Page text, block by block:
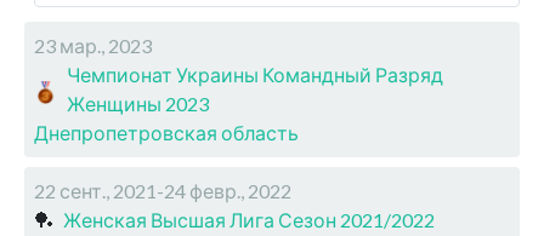
23 мар., 2023
Чемпионат Украины Командный Разряд
Женщины 2023
Днепропетровская область
22 сент., 2021-24 февр., 2022
🏓 Женская Высшая Лига Сезон 2021/2022